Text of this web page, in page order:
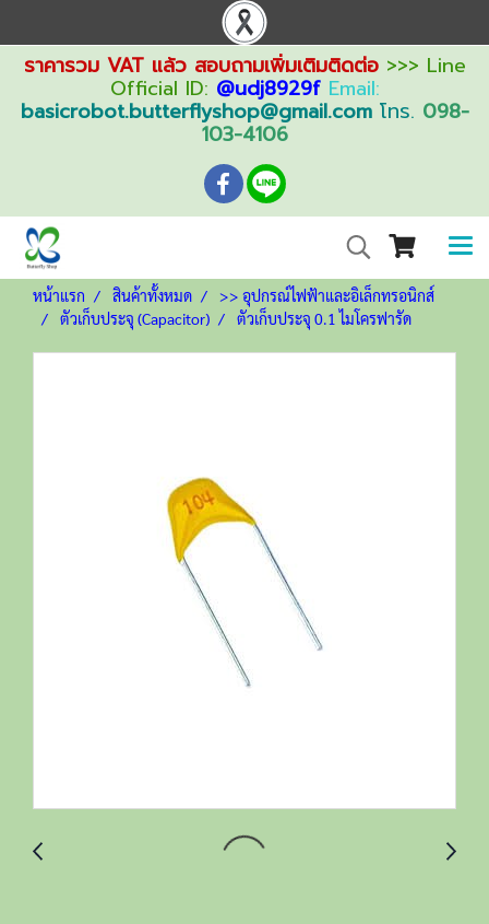
ราคารวม VAT แล้ว สอบถามเพิ่มเติมติดต่อ>>> Line
Official ID: @udj8929f Email:
basicrobot.butterflyshop@gmail.comโทร. 098-
103-4106
หน้าแรก สินค้าทั้งหมด
>> อุปกรณ์ไฟฟ้าและอิเล็กทรอนิกส์
ตัวเก็บประจุ (Capacitor)
ตัวเก็บประจุ 0.1 ไมโครฟารัด